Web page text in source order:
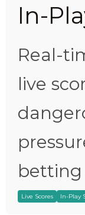
In-
Real-
live
betting
Live Scores In-Play